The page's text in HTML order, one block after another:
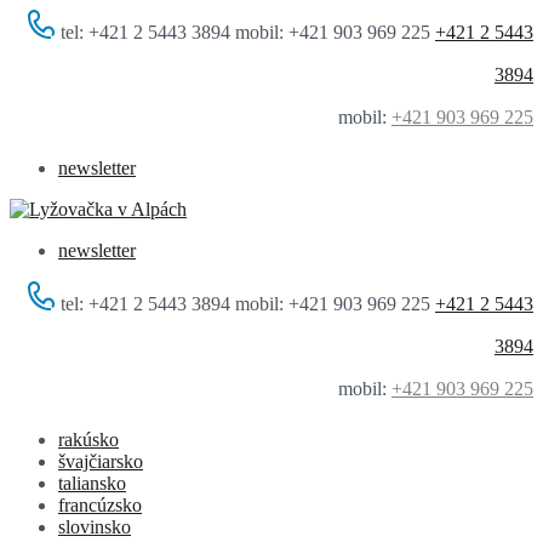
tel: +421 2 5443 3894 mobil: +421 903 969 225 +421 2 5443
3894
mobil: +421 903 969 225
newsletter
newsletter
tel: +421 2 5443 3894 mobil: +421 903 969 225 +421 2 5443
3894
mobil: +421 903 969 225
rakúsko
švajčiarsko
taliansko
francúzsko
slovinsko